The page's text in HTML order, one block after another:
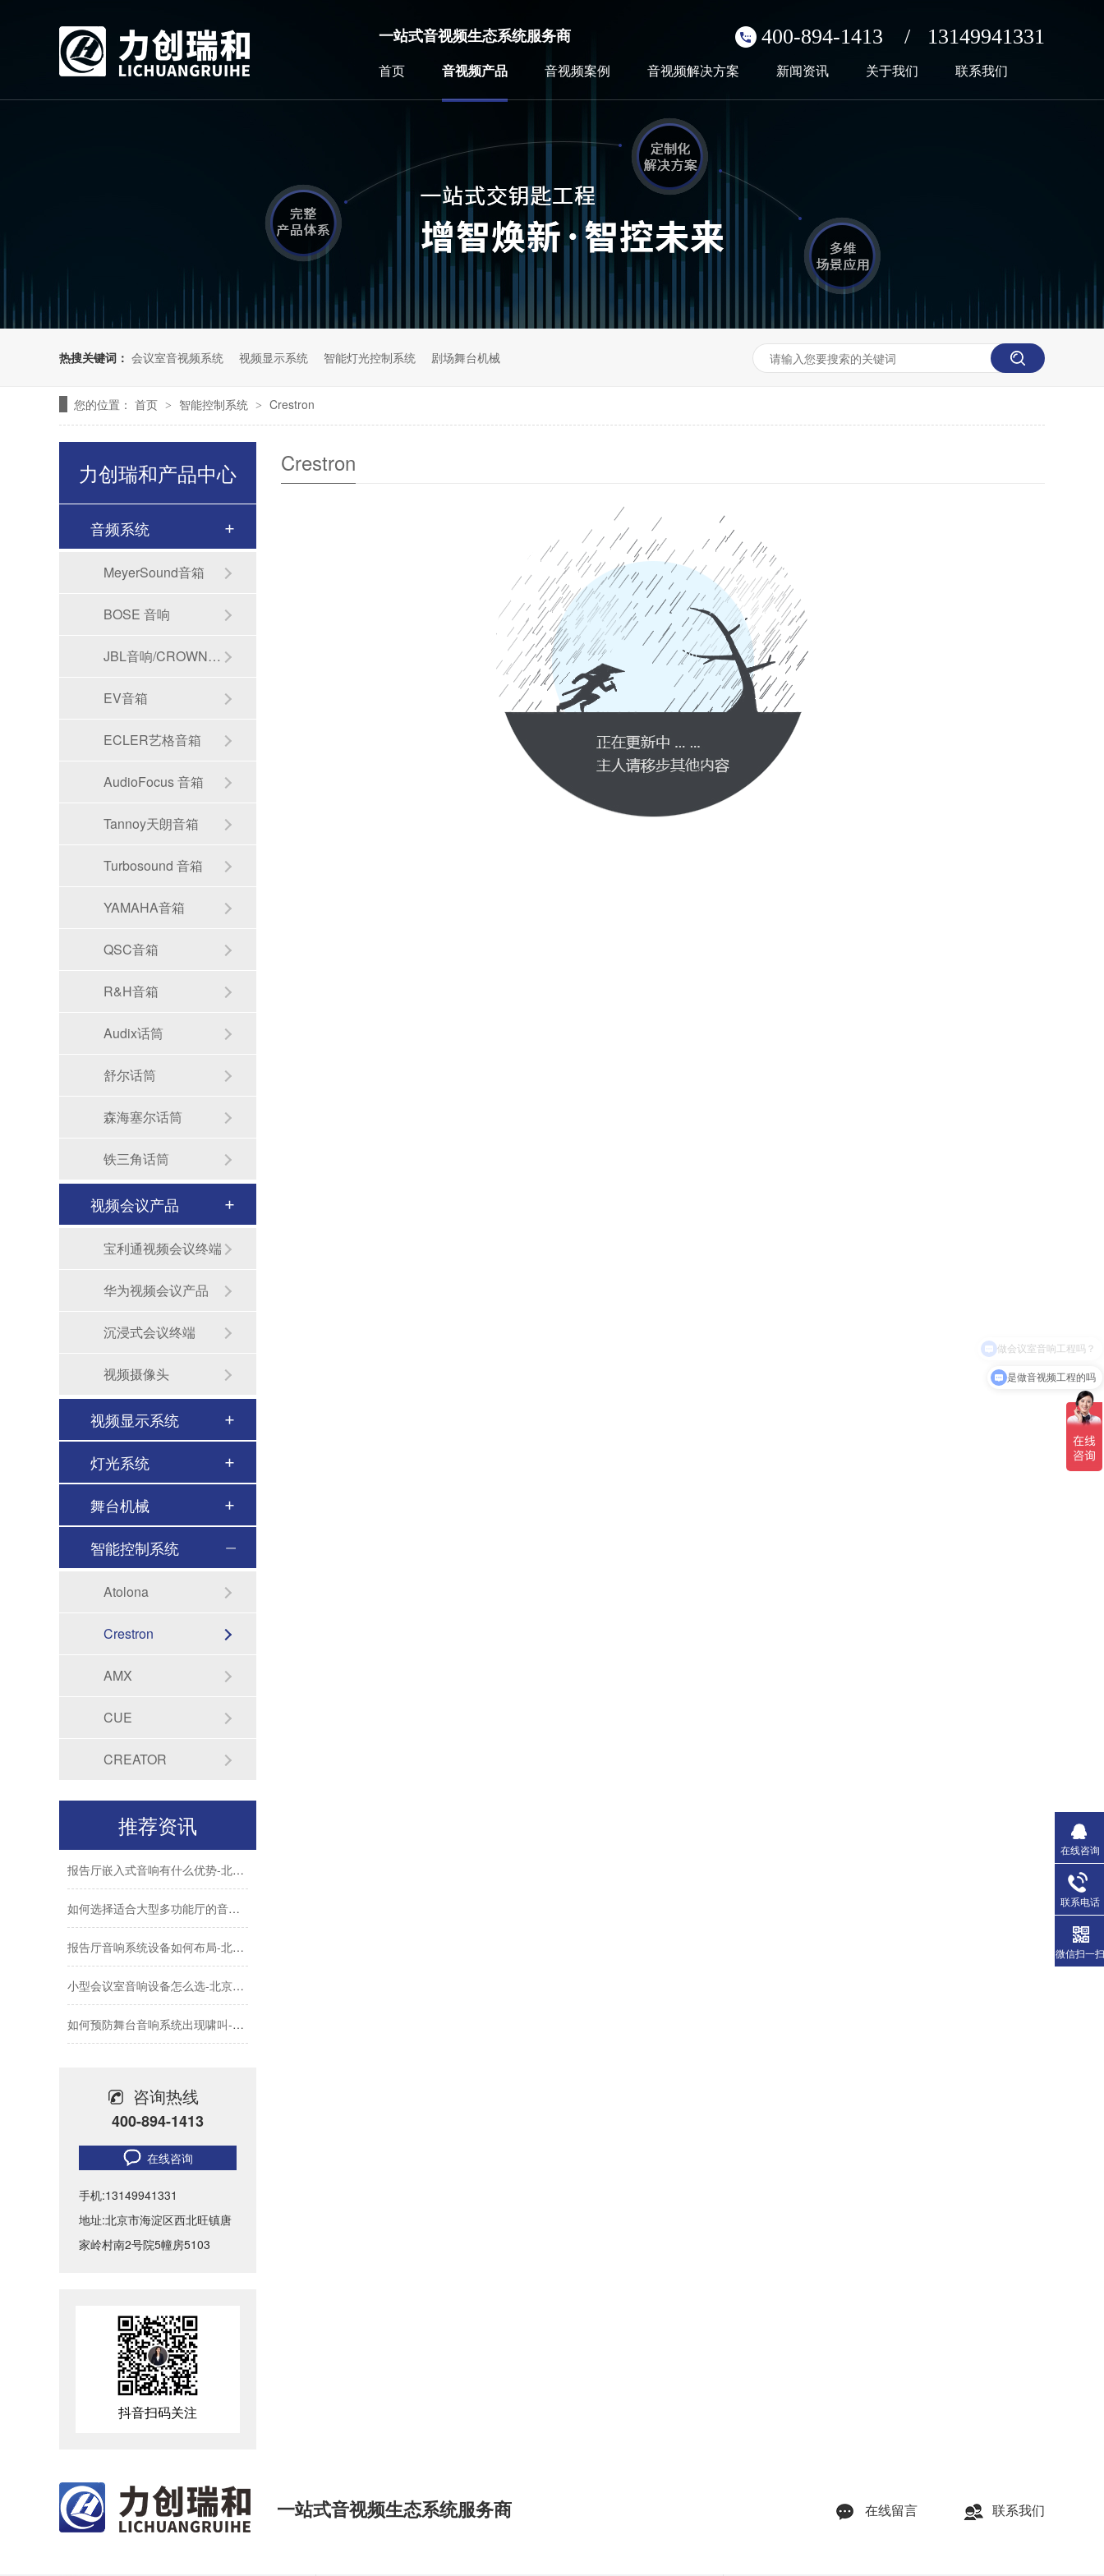
400-894-1413 / 13149941331
一站式音视频生态系统服务商
首页 音视频产品 音视频案例 音视频解决方案 新闻资讯 关于我们 联系我们
热搜关键词： 会议室音视频系统 视频显示系统 智能灯光控制系统 剧场舞台机械
您的位置： 首页 > 智能控制系统 > Crestron
Crestron
力创瑞和产品中心
音频系统
MeyerSound音箱
BOSE 音响
JBL音响/CROWN功放
EV音箱
ECLER艺格音箱
AudioFocus 音箱
Tannoy天朗音箱
Turbosound 音箱
YAMAHA音箱
QSC音箱
R&H音箱
Audix话筒
舒尔话筒
森海塞尔话筒
铁三角话筒
视频会议产品
宝利通视频会议终端
华为视频会议产品
沉浸式会议终端
视频摄像头
视频显示系统
灯光系统
舞台机械
智能控制系统
Atolona
Crestron
AMX
CUE
CREATOR
推荐资讯
酒店宴会音响系统设计-怎样布局
会议室音响电流声怎么消除-会议室常见问题
咨询热线
400-894-1413
在线咨询
手机:13149941331
地址:北京市海淀区西北旺镇唐
家岭村南2号院5幢房5103
抖音扫码关注
一站式音视频生态系统服务商 在线留言 联系我们
在线咨询
联系电话
微信扫一扫
是做音视频工程的吗